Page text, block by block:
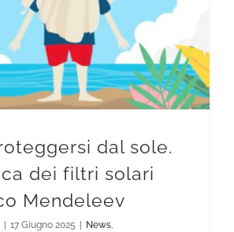
dal sole.
dei filtri solari
Mendeleev
17 Giugno 2025 News,